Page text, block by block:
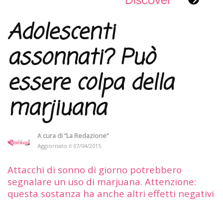
Adolescenti
assonnati? Può
essere colpa della
marjiuana
A cura di“La Redazione”
Aggiornato il 07/04/2015
Attacchi di sonno di giorno potrebbero
segnalare un uso di marjuana. Attenzione:
questa sostanza ha anche altri effetti negativi